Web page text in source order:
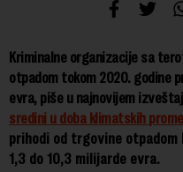
Kriminalne organizacije sa
otpadom tokom 2020. godine
evra, piše u najnovijem
sredini u doba klimatskih
prihodi od trgovine otpadom
1,3 do 10,3 milijarde evra.